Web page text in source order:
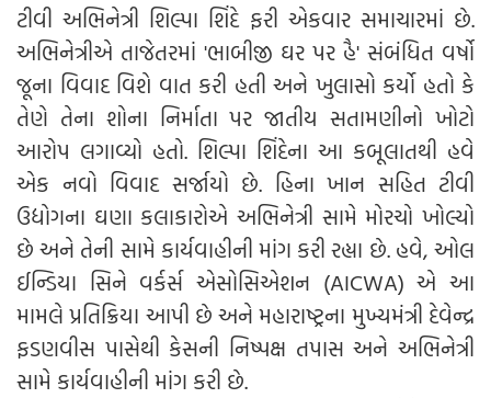
ટીવી અભિનેત્રી શિલ્પા શિંદે ફરી એકવાર સમાચારમાં છે.
અભિનેત્રીએ તાજેતરમાં 'ભાબીજી ઘર પર હૈ' સંબંધિત વર્ષો
જૂના વિવાદ વિશે વાત કરી હતી અને ખુલાસો કર્યો હતો કે
તેણે તેના શોના નિર્માતા પર જાતીય સતામણીનો ખોટો
આરોપ લગાવ્યો હતો. શિલ્પા શિંદેના આ કબૂલાતથી હવે
એક નવો વિવાદ સર્જાયો છે. હિના ખાન સહિત ટીવી
ઉદ્યોગના ઘણા કલાકારોએ અભિનેત્રી સામે મોરચો ખોલ્યો
છે અને તેની સામે કાર્યવાહીની માંગ કરી રહ્યા છે. હવે, ઓલ
ઈન્ડિયા સિને વર્કર્સ એસોસિએશન (AICWA) એ આ
મામલે પ્રતિક્રિયા આપી છે અને મહારાષ્ટ્રના મુખ્યમંત્રી દેવેન્દ્ર
ફડણવીસ પાસેથી કેસની નિષ્પક્ષ તપાસ અને અભિનેત્રી
સામે કાર્યવાહીની માંગ કરી છે.